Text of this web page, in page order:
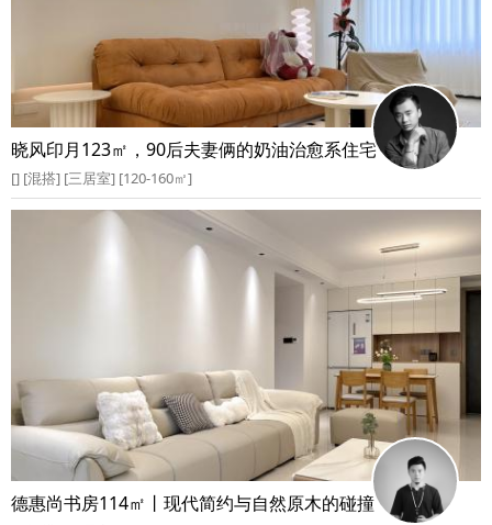
晓风印月123㎡，90后夫妻俩的奶油治愈系住宅
[] [混搭] [三居室] [120-160㎡]
德惠尚书房114㎡丨现代简约与自然原木的碰撞